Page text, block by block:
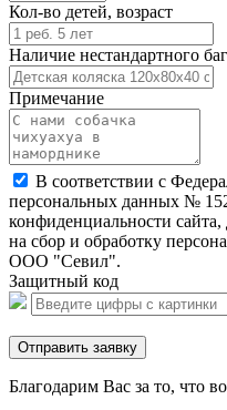
Кол-во детей, возраст
Наличие нестандартного
Примечание
В соответствии с
персональных данных №
конфиденциальности сайта,
на сбор и обработку
ООО "Севил".
Защитный код
Отправить заявку
Благодарим Вас за то, что